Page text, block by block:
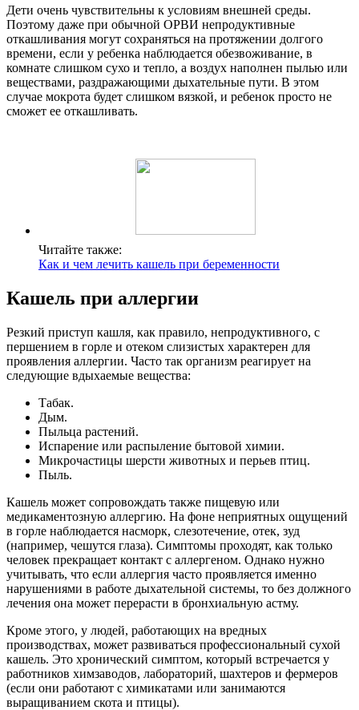
Дети очень чувствительны к условиям внешней среды.
Поэтому даже при обычной ОРВИ непродуктивные
откашливания могут сохраняться на протяжении долгого
времени, если у ребенка наблюдается обезвоживание, в
комнате слишком сухо и тепло, а воздух наполнен пылью или
веществами, раздражающими дыхательные пути. В этом
случае мокрота будет слишком вязкой, и ребенок просто не
сможет ее откашливать.
Читайте также:
Как и чем лечить кашель при беременности
Кашель при аллергии
Резкий приступ кашля, как правило, непродуктивного, с
першением в горле и отеком слизистых характерен для
проявления аллергии. Часто так организм реагирует на
следующие вдыхаемые вещества:
Табак.
Дым.
Пыльца растений.
Испарение или распыление бытовой химии.
Микрочастицы шерсти животных и перьев птиц.
Пыль.
Кашель может сопровождать также пищевую или
медикаментозную аллергию. На фоне неприятных ощущений
в горле наблюдается насморк, слезотечение, отек, зуд
(например, чешутся глаза). Симптомы проходят, как только
человек прекращает контакт с аллергеном. Однако нужно
учитывать, что если аллергия часто проявляется именно
нарушениями в работе дыхательной системы, то без должного
лечения она может перерасти в бронхиальную астму.
Кроме этого, у людей, работающих на вредных
производствах, может развиваться профессиональный сухой
кашель. Это хронический симптом, который встречается у
работников химзаводов, лабораторий, шахтеров и фермеров
(если они работают с химикатами или занимаются
выращиванием скота и птицы).